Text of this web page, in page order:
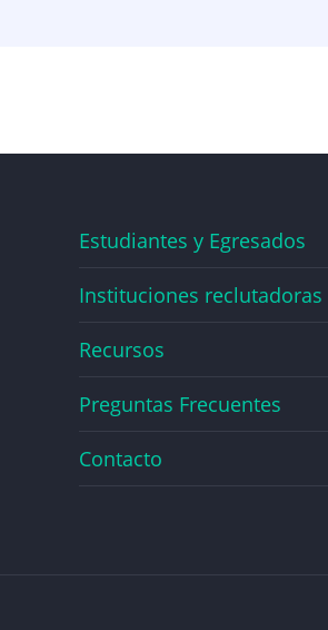
Estudiantes y Egresados
Instituciones reclutadoras
Recursos
Preguntas Frecuentes
Contacto